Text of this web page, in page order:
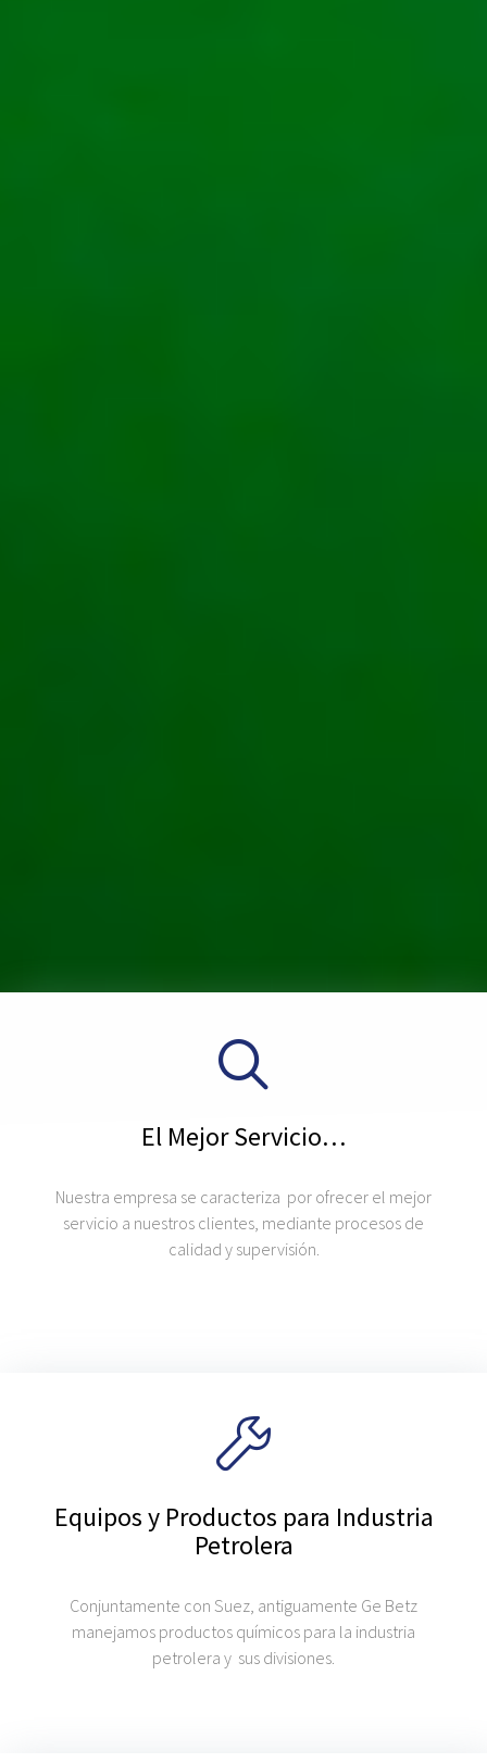
El Mejor Servicio…
Nuestra empresa se caracteriza por ofrecer el mejor
servicio a nuestros clientes, mediante procesos de
calidad y supervisión.
Equipos y Productos para Industria
Petrolera
Conjuntamente con Suez, antiguamente Ge Betz
manejamos productos químicos para la industria
petrolera y sus divisiones.